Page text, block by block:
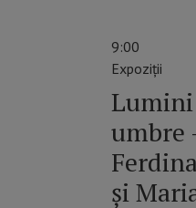
9:00
Expoziții
umbre
și